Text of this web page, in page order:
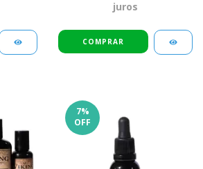
juros
7%
OFF